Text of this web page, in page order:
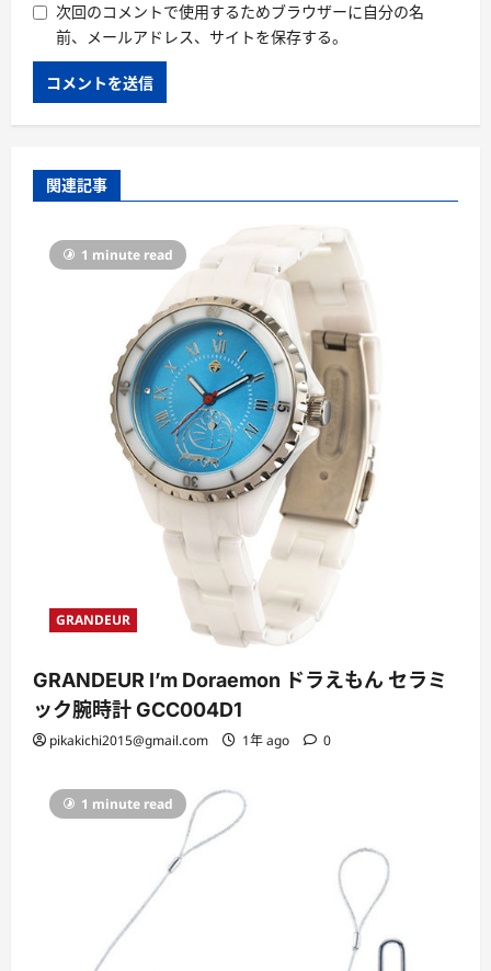
次回のコメントで使用するためブラウザーに自分の名
前、メールアドレス、サイトを保存する。
関連記事
1 minute read
GRANDEUR
GRANDEUR I’m Doraemon ドラえもん セラミ
ック腕時計 GCC004D1
pikakichi2015@gmail.com 1年 ago 0
1 minute read